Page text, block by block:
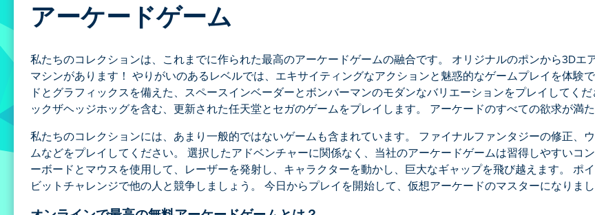
アーケードゲーム
私たちのコレクションは、これまでに作られた最高のアーケードゲームの融合です。 オリジナルのポンから3Dエ
マシンがあります！ やりがいのあるレベルでは、エキサイティングなアクションと魅惑的なゲームプレイを体験
ドとグラフィックスを備えた、スペースインベーダーとボンバーマンのモダンなバリエーションをプレイしてく
ックザヘッジホッグを含む、更新された任天堂とセガのゲームをプレイします。 アーケードのすべての欲求が満
私たちのコレクションには、あまり一般的ではないゲームも含まれています。 ファイナルファンタジーの修正、
ムなどをプレイしてください。 選択したアドベンチャーに関係なく、当社のアーケードゲームは習得しやすいコ
ーボードとマウスを使用して、レーザーを発射し、キャラクターを動かし、巨大なギャップを飛び越えます。 ポ
ビットチャレンジで他の人と競争しましょう。 今日からプレイを開始して、仮想アーケードのマスターになりまし